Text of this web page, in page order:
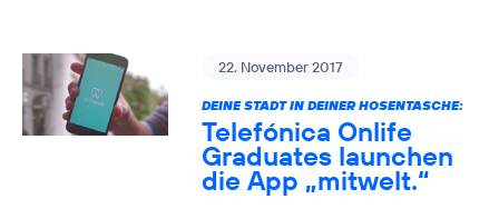
22. November 2017
DEINE STADT IN DEINER HOSENTASCHE:
Telefónica Onlife
Graduates launchen
die App „mitwelt.“